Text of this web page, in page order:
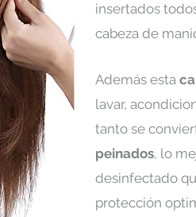
insertados
cabeza de
Además esta
lavar,
tanto se
peinados, lo
desinfectado
protección